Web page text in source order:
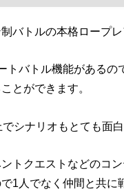
バトルの本格ロープレ
トバトル機能がある
とができます。
シナリオもとても面白
トクエストなどのコ
1人でなく仲間と共に